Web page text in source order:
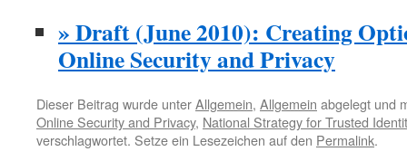
» Draft (June 2010): Creating
Online Security and Privacy
Dieser Beitrag wurde unterAllgemein, Allgemein abgelegt und
Online Security and Privacy, National Strategy for Trusted
verschlagwortet. Setze ein Lesezeichen auf den Permalink.